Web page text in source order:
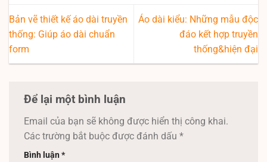
Bản vẽ thiết kế áo dài truyền
thống: Giúp áo dài chuẩn
form
Áo dài kiểu: Những mẫu độc
đáo kết hợp truyền
thống&hiện đại
Để lại một bình luận
Email của bạn sẽ không được hiển thị công khai.
Các trường bắt buộc được đánh dấu *
Bình luận*